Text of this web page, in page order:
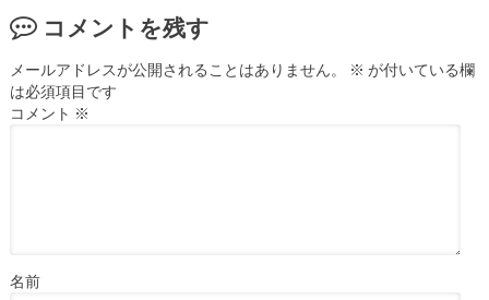
コメントを残す
メールアドレスが公開されることはありません。 ※ が付いている欄
は必須項目です
コメント ※
名前